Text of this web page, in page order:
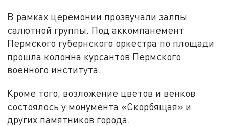
В рамках церемонии прозвучали залпы
салютной группы. Под аккомпанемент
Пермского губернского оркестра по площади
прошла колонна курсантов Пермского
военного института.
Кроме того, возложение цветов и венков
состоялось у монумента «Скорбящая» и
других памятников города.